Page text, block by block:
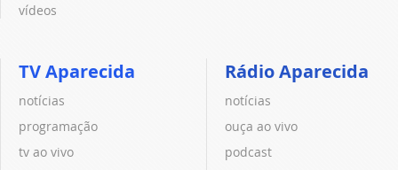
vídeos
TV Aparecida
notícias
programação
tv ao vivo
Rádio Aparecida
notícias
ouça ao vivo
podcast